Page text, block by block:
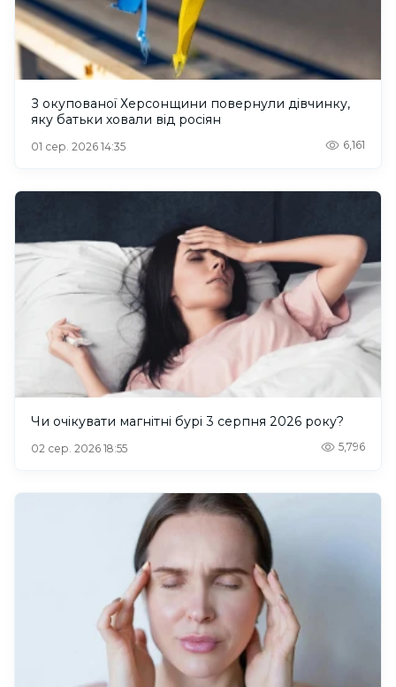
З окупованої Херсонщини повернули дівчинку,
яку батьки ховали від росіян
01 сер. 2026 14:35 6,161
Чи очікувати магнітні бурі 3 серпня 2026 року?
02 сер. 2026 18:55 5,796